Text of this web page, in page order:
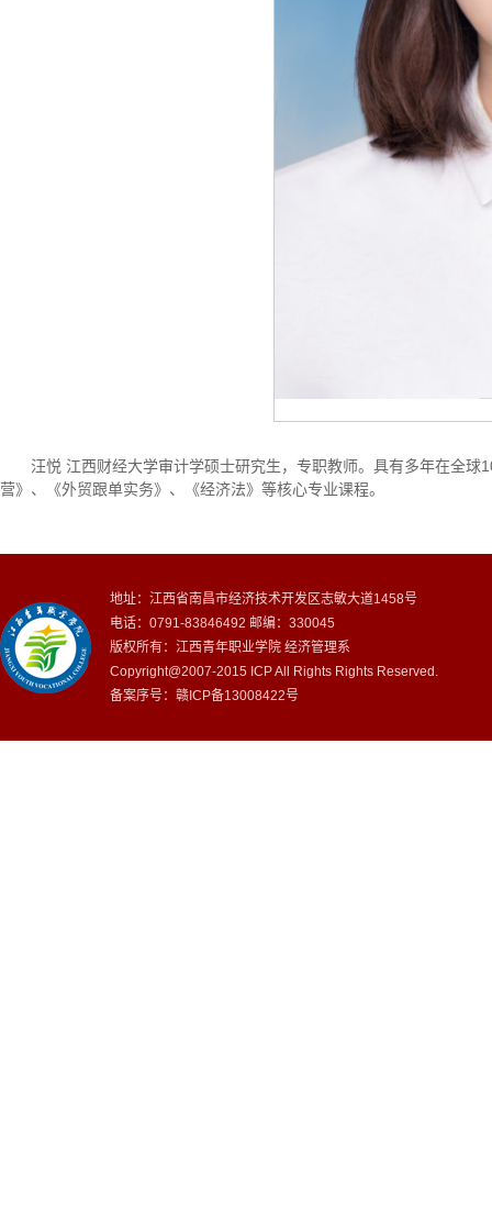
汪悦 江西财经大学审计学硕士研究生，专职教师。具有多年在全
营》、《外贸跟单实务》、《经济法》等核心专业课程。
地址：江西省南昌市经济技术开发区志敏大道1458号
电话：0791-83846492 邮编：330045
版权所有：江西青年职业学院 经济管理系
Copyright@2007-2015 ICP All Rights Rights Reserved.
备案序号：赣ICP备13008422号